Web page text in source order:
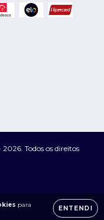
para
ENTENDI
Todos os direitos